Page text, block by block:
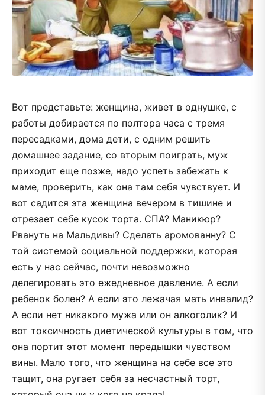
Вот представьте: женщина, живет в однушке, с
работы добирается по полтора часа с тремя
пересадками, дома дети, с одним решить
домашнее задание, со вторым поиграть, муж
приходит еще позже, надо успеть забежать к
маме, проверить, как она там себя чувствует. И
вот садится эта женщина вечером в тишине и
отрезает себе кусок торта. СПА? Маникюр?
Рвануть на Мальдивы? Сделать аромованну? С
той системой социальной поддержки, которая
есть у нас сейчас, почти невозможно
делегировать это ежедневное давление. А если
ребенок болен? А если это лежачая мать инвалид?
А если нет никакого мужа или он алкоголик? И
вот токсичность диетической культуры в том, что
она портит этот момент передышки чувством
вины. Мало того, что женщина на себе все это
тащит, она ругает себя за несчастный торт,